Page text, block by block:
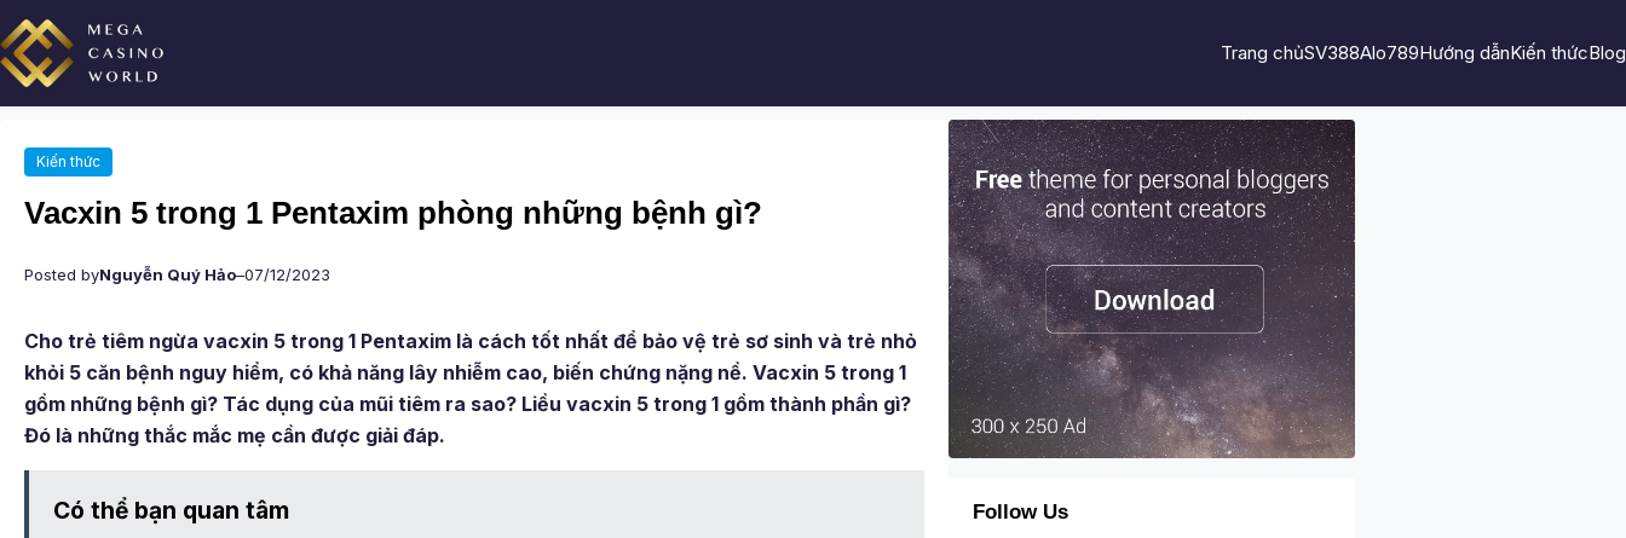
Chuyển
đến
phần
nội
Trang chủSV388Alo789Hướng dẫnKiến thứcBlog
Kiến thức
Vacxin 5 trong 1 Pentaxim phòng những bệnh gì?
Posted byNguyễn Quý Hảo–07/12/2023
Cho trẻ tiêm ngừa vacxin 5 trong 1 Pentaxim là cách tốt nhất để bảo vệ trẻ sơ sinh và trẻ nhỏ
khỏi 5 căn bệnh nguy hiểm, có khả năng lây nhiễm cao, biến chứng nặng nề. Vacxin 5 trong 1
gồm những bệnh gì? Tác dụng của mũi tiêm ra sao? Liều vacxin 5 trong 1 gồm thành phần gì?
Đó là những thắc mắc mẹ cần được giải đáp.
Có thể bạn quan tâm Follow Us